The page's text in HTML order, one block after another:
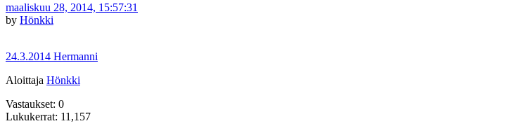
maaliskuu 28, 2014, 15:57:31
by Hönkki
24.3.2014 Hermanni
Aloittaja Hönkki
Vastaukset: 0
Lukukerrat: 11,157